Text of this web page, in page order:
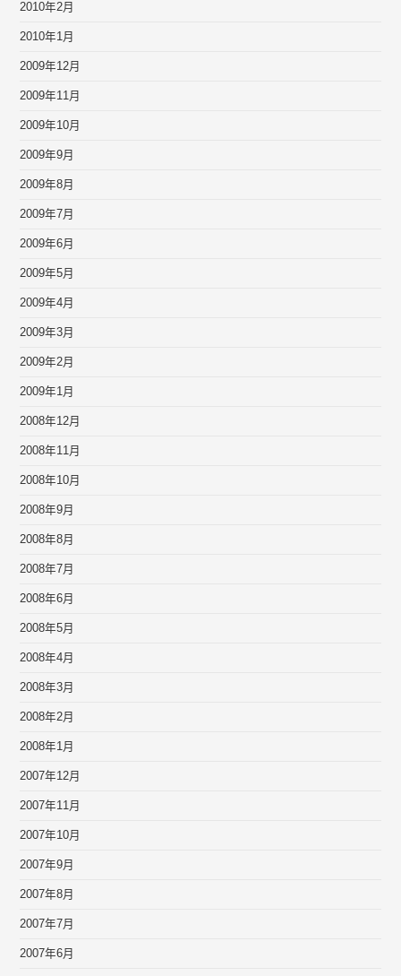
2010年2月
2010年1月
2009年12月
2009年11月
2009年10月
2009年9月
2009年8月
2009年7月
2009年6月
2009年5月
2009年4月
2009年3月
2009年2月
2009年1月
2008年12月
2008年11月
2008年10月
2008年9月
2008年8月
2008年7月
2008年6月
2008年5月
2008年4月
2008年3月
2008年2月
2008年1月
2007年12月
2007年11月
2007年10月
2007年9月
2007年8月
2007年7月
2007年6月